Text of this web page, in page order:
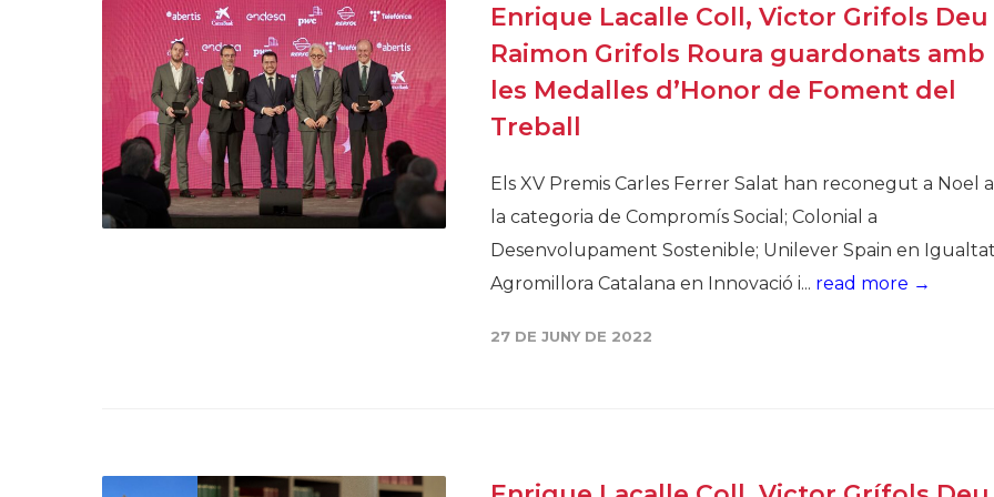
Enrique Lacalle Coll, Victor Grifols Deu
Raimon Grifols Roura guardonats amb
les Medalles d’Honor de Foment del
Treball
Els XV Premis Carles Ferrer Salat han reconegut a Noel a
la categoria de Compromís Social; Colonial a
Desenvolupament Sostenible; Unilever Spain en
Agromillora Catalana en Innovació i... read more →
27 DE JUNY DE 2022